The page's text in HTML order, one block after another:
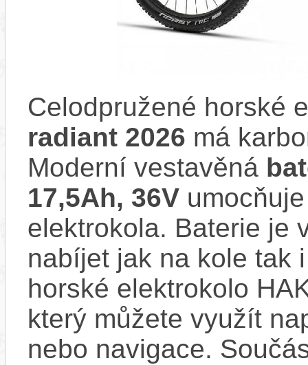
Celodpružené horské
radiant 2026 má
Moderní vestavěná
17,5Ah, 36V
elektrokola. Baterie je
nabíjet jak na kole tak
horské elektrokolo
který můžete využít
nebo navigace.